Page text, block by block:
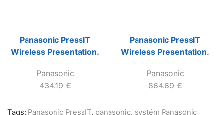
Panasonic PressIT
Wireless Presentation.
Panasonic
434.19 €
Panasonic PressIT
Wireless Presentation.
Case x1
Panasonic
864.69 €
Tags: Panasonic PressIT, panasonic, systém Panasonic